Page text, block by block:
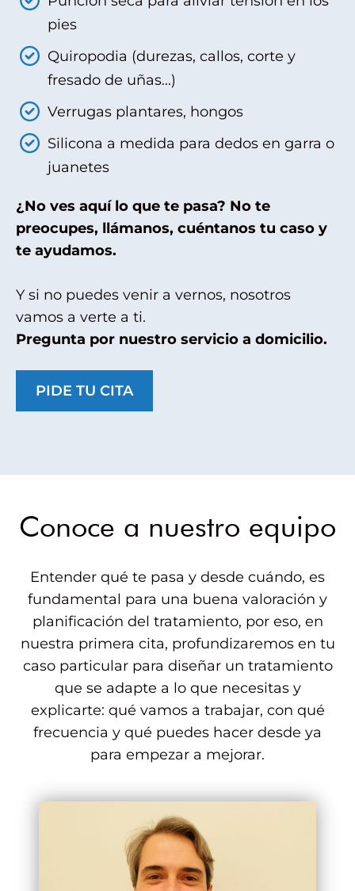
pies
Quiropodia (durezas, callos, corte y
fresado de uñas...)
Verrugas plantares, hongos
Silicona a medida para dedos en garra o
juanetes
¿No ves aquí lo que te pasa? No te
preocupes, llámanos, cuéntanos tu caso y
te ayudamos.
Y si no puedes venir a vernos, nosotros
vamos a verte a ti.
Pregunta por nuestro servicio a domicilio.
PIDE TU CITA
Conoce a nuestro equipo
Entender qué te pasa y desde cuándo, es
fundamental para una buena valoración y
planificación del tratamiento, por eso, en
nuestra primera cita, profundizaremos en tu
caso particular para diseñar un tratamiento
que se adapte a lo que necesitas y
explicarte: qué vamos a trabajar, con qué
frecuencia y qué puedes hacer desde ya
para empezar a mejorar.